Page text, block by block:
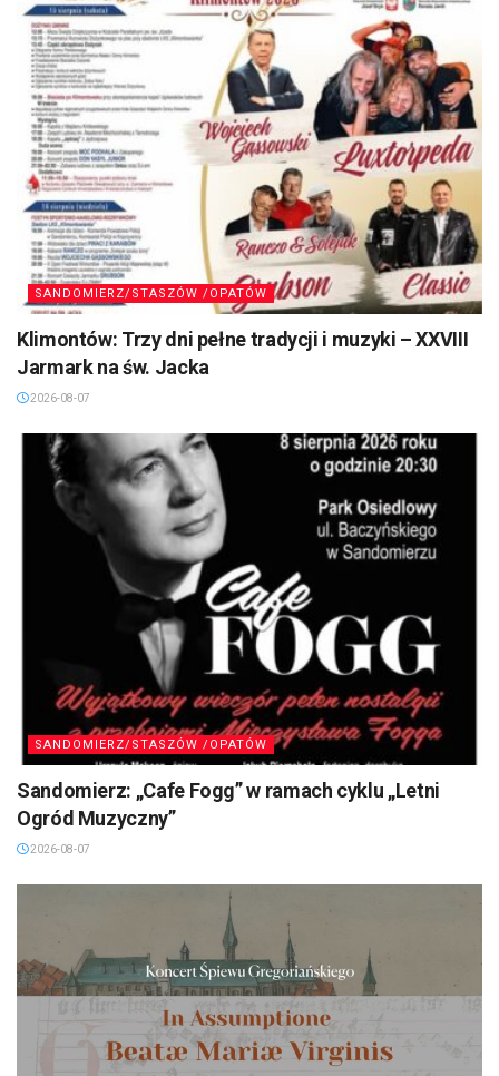
SANDOMIERZ/STASZÓW /OPATÓW
Klimontów: Trzy dni pełne tradycji i muzyki – XXVIII
Jarmark na św. Jacka
2026-08-07
SANDOMIERZ/STASZÓW /OPATÓW
Sandomierz: „Cafe Fogg” w ramach cyklu „Letni
Ogród Muzyczny”
2026-08-07